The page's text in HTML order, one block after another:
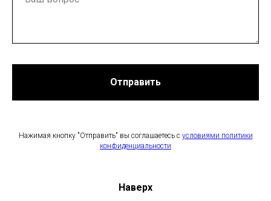
Отправить
Нажимая кнопку "Отправить" вы соглашаетесь с условиями политики
конфиденциальности
Наверх